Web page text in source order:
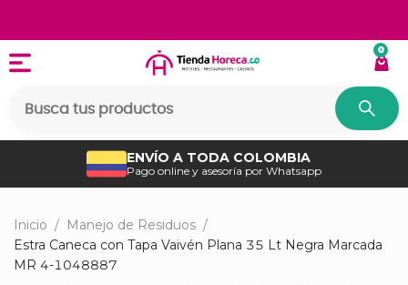
0
ENVÍO A TODA COLOMBIA
Pago online y asesoría por Whatsapp
Inicio / Manejo de Residuos /
Estra Caneca con Tapa Vaivén Plana 35 Lt Negra Marcada
MR 4-1048887